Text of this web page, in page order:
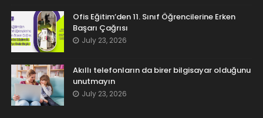
Ofis Eğitim’den 11. Sınıf Öğrencilerine Erken
Başarı Çağrısı
July 23, 2026
Akıllı telefonların da birer bilgisayar olduğunu
unutmayın
July 23, 2026